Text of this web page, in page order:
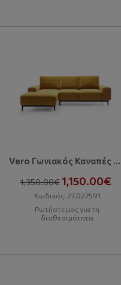
Vero Γωνιακός Καναπές Με Κρεβάτι Και Αποθηκευτικό Χώρο
1,350.00€ 1,150.00€
Κωδικός: 27.027591
Ρωτήστε μας για τη
διαθεσιμότητα